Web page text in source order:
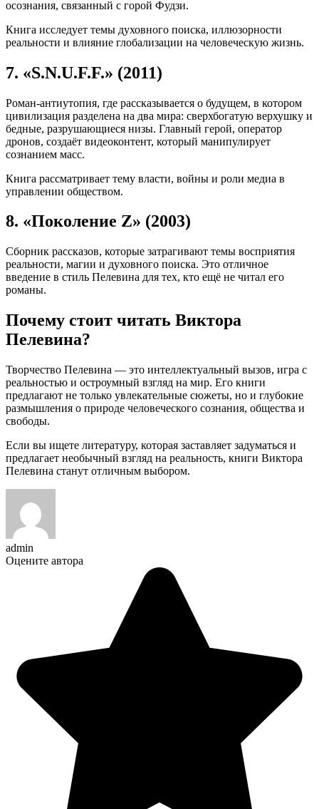
осознания, связанный с горой Фудзи.
Книга исследует темы духовного поиска, иллюзорности
реальности и влияние глобализации на человеческую жизнь.
7. «S.N.U.F.F.» (2011)
Роман-антиутопия, где рассказывается о будущем, в котором
цивилизация разделена на два мира: сверхбогатую верхушку и
бедные, разрушающиеся низы. Главный герой, оператор
дронов, создаёт видеоконтент, который манипулирует
сознанием масс.
Книга рассматривает тему власти, войны и роли медиа в
управлении обществом.
8. «Поколение Z» (2003)
Сборник рассказов, которые затрагивают темы восприятия
реальности, магии и духовного поиска. Это отличное
введение в стиль Пелевина для тех, кто ещё не читал его
романы.
Почему стоит читать Виктора
Пелевина?
Творчество Пелевина — это интеллектуальный вызов, игра с
реальностью и остроумный взгляд на мир. Его книги
предлагают не только увлекательные сюжеты, но и глубокие
размышления о природе человеческого сознания, общества и
свободы.
Если вы ищете литературу, которая заставляет задуматься и
предлагает необычный взгляд на реальность, книги Виктора
Пелевина станут отличным выбором.
admin
Оцените автора